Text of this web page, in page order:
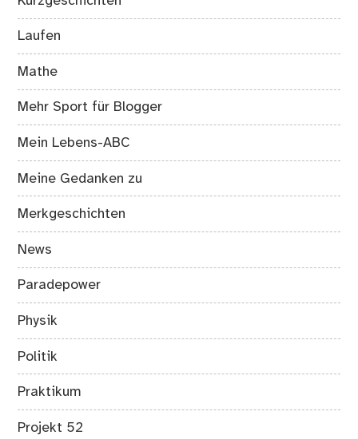
Laufen
Mathe
Mehr Sport für Blogger
Mein Lebens-ABC
Meine Gedanken zu
Merkgeschichten
News
Paradepower
Physik
Politik
Praktikum
Projekt 52